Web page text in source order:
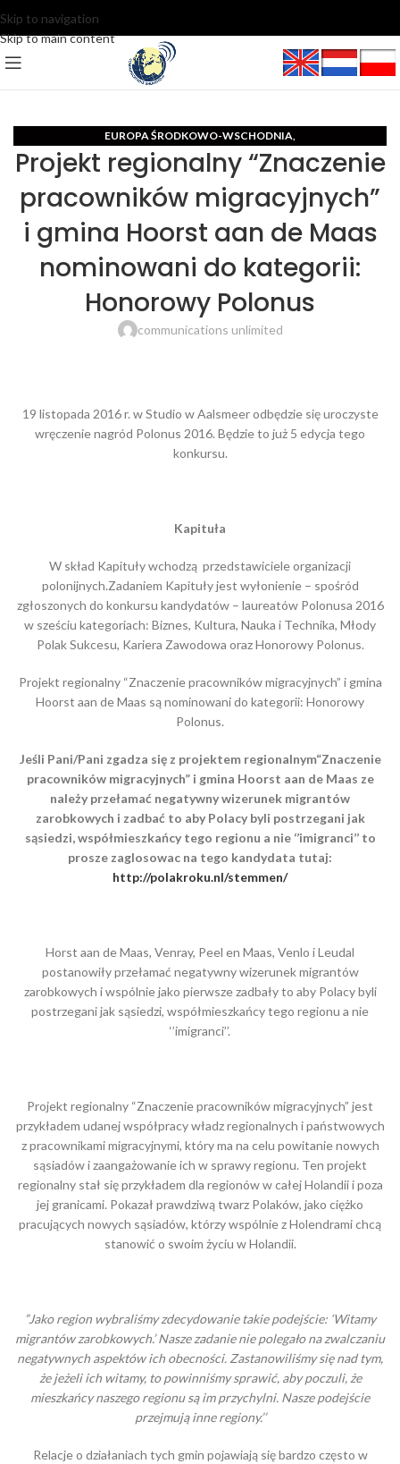
Skip to navigation
Skip to main content
EUROPA ŚRODKOWO-WSCHODNIA
MIĘDZYNARODOWE CENTRUM DZIENNIKARSKIE I PR
Projekt regionalny “Znaczenie
pracowników migracyjnych”
i gmina Hoorst aan de Maas
nominowani do kategorii:
Honorowy Polonus
communications unlimited
19 listopada 2016 r. w Studio w Aalsmeer odbędzie się uroczyste
wręczenie nagród Polonus 2016. Będzie to już 5 edycja tego
konkursu.
Kapituła
W skład Kapituły wchodzą przedstawiciele organizacji
polonijnych.Zadaniem Kapituły jest wyłonienie – spośród
zgłoszonych do konkursu kandydatów – laureatów Polonusa 2016
w sześciu kategoriach: Biznes, Kultura, Nauka i Technika, Młody
Polak Sukcesu, Kariera Zawodowa oraz Honorowy Polonus.
Projekt regionalny “Znaczenie pracowników migracyjnych” i gmina
Hoorst aan de Maas są nominowani do kategorii: Honorowy
Polonus.
Jeśli Pani/Pani zgadza się z projektem regionalnym“Znaczenie
pracowników migracyjnych” i gmina Hoorst aan de Maas ze
należy przełamać negatywny wizerunek migrantów
zarobkowych i zadbać to aby Polacy byli postrzegani jak
sąsiedzi, współmieszkańcy tego regionu a nie ‘’imigranci’’ to
prosze zaglosowac na tego kandydata tutaj:
http://polakroku.nl/stemmen/
Horst aan de Maas, Venray, Peel en Maas, Venlo i Leudal
postanowiły przełamać negatywny wizerunek migrantów
zarobkowych i wspólnie jako pierwsze zadbały to aby Polacy byli
postrzegani jak sąsiedzi, współmieszkańcy tego regionu a nie
‘’imigranci’’.
Projekt regionalny “Znaczenie pracowników migracyjnych” jest
przykładem udanej współpracy władz regionalnych i państwowych
z pracownikami migracyjnymi, który ma na celu powitanie nowych
sąsiadów i zaangażowanie ich w sprawy regionu. Ten projekt
regionalny stał się przykładem dla regionów w całej Holandii i poza
jej granicami. Pokazał prawdziwą twarz Polaków, jako ciężko
pracujących nowych sąsiadów, którzy wspólnie z Holendrami chcą
stanowić o swoim życiu w Holandii.
”Jako region wybraliśmy zdecydowanie takie podejście: ‘Witamy
migrantów zarobkowych.’ Nasze zadanie nie polegało na zwalczaniu
negatywnych aspektów ich obecności. Zastanowiliśmy się nad tym,
że jeżeli ich witamy, to powinniśmy sprawić, aby poczuli, że
mieszkańcy naszego regionu są im przychylni. Nasze podejście
przejmują inne regiony.’’
Relacje o działaniach tych gmin pojawiają się bardzo często w